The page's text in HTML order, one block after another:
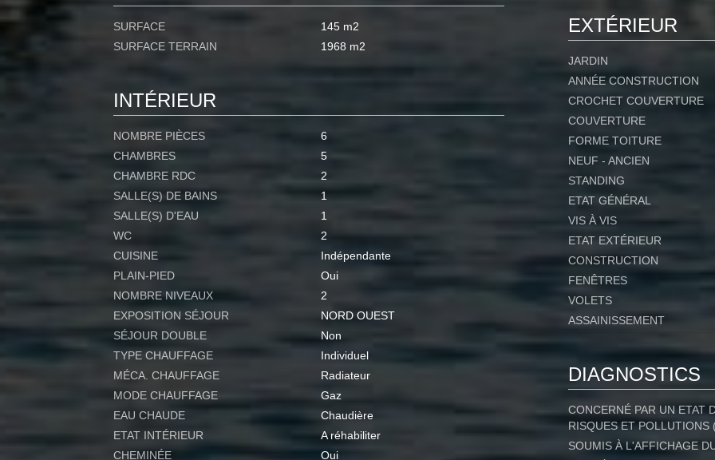
SURFACE
145 m2
SURFACE TERRAIN
1968 m2
EXTÉRIEUR
JARDIN
ANNÉE CONSTRUCTION
CROCHET COUVERTURE
COUVERTURE
FORME TOITURE
NEUF - ANCIEN
STANDING
ETAT GÉNÉRAL
VIS À VIS
ETAT EXTÉRIEUR
CONSTRUCTION
FENÊTRES
VOLETS
ASSAINISSEMENT
INTÉRIEUR
NOMBRE PIÈCES
6
CHAMBRES
5
CHAMBRE RDC
2
SALLE(S) DE BAINS
1
SALLE(S) D'EAU
1
WC
2
CUISINE
Indépendante
PLAIN-PIED
Oui
NOMBRE NIVEAUX
2
EXPOSITION SÉJOUR
NORD OUEST
SÉJOUR DOUBLE
Non
TYPE CHAUFFAGE
Individuel
MÉCA. CHAUFFAGE
Radiateur
MODE CHAUFFAGE
Gaz
EAU CHAUDE
Chaudière
ETAT INTÉRIEUR
A réhabiliter
CHEMINÉE
Oui
DIAGNOSTICS
CONCERNÉ PAR UN ETAT
RISQUES ET POLLUTIONS
SOUMIS À L'AFFICHAGE